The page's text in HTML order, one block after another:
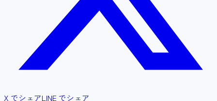
X でシェアLINE でシェア